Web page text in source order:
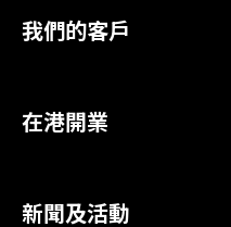
我們的客戶
在港開業
新聞及活動